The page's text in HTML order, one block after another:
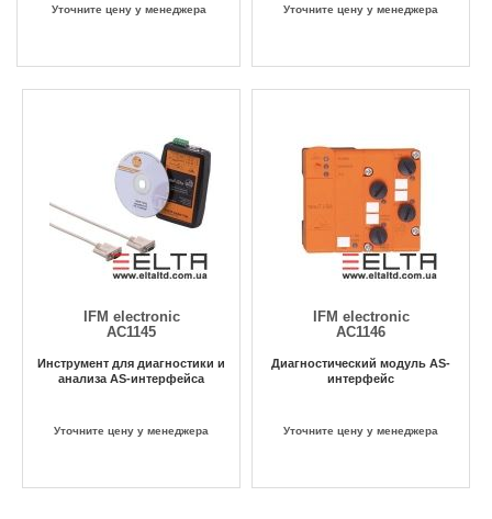
Уточните цену у менеджера Уточните цену у менеджера
IFM electronic
AC1145
Инструмент для диагностики и
анализа AS-интерфейса
Уточните цену у менеджера
IFM electronic
AC1146
Диагностический модуль AS-
интерфейс
Уточните цену у менеджера